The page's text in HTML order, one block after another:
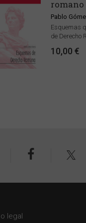
romano
Pablo
Esquemas
de Derecho
10,00 €
legal